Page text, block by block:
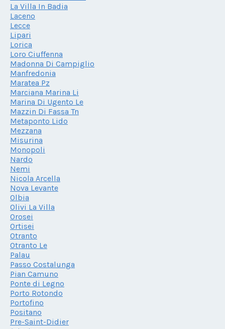
La Villa In Badia
Laceno
Lecce
Lipari
Lorica
Loro Ciuffenna
Madonna Di Campiglio
Manfredonia
Maratea Pz
Marciana Marina Li
Marina Di Ugento Le
Mazzin Di Fassa Tn
Metaponto Lido
Mezzana
Misurina
Monopoli
Nardo
Nemi
Nicola Arcella
Nova Levante
Olbia
Olivi La Villa
Orosei
Ortisei
Otranto
Otranto Le
Palau
Passo Costalunga
Pian Camuno
Ponte di Legno
Porto Rotondo
Portofino
Positano
Pre-Saint-Didier